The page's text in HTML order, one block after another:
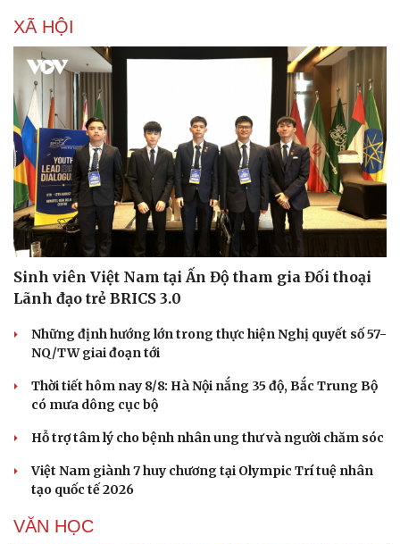
Du lịch
Săn Tour
check-in
Podcast
Đọc truyện đêm khuya
XÃ HỘI
Sinh viên Việt Nam tại Ấn Độ tham gia Đối thoại
Lãnh đạo trẻ BRICS 3.0
Những định hướng lớn trong thực hiện Nghị quyết số 57-
NQ/TW giai đoạn tới
Thời tiết hôm nay 8/8: Hà Nội nắng 35 độ, Bắc Trung Bộ
có mưa dông cục bộ
Hỗ trợ tâm lý cho bệnh nhân ung thư và người chăm sóc
Việt Nam giành 7 huy chương tại Olympic Trí tuệ nhân
tạo quốc tế 2026
VĂN HỌC